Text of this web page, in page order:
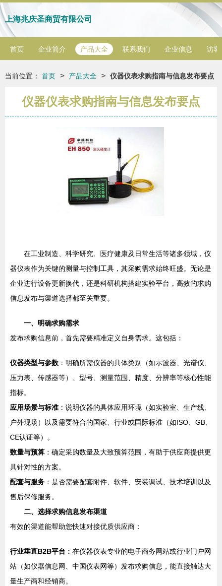
上海兆庆圣商贸有限公司
首页 企业简介 产品大全 联系我们 企业信息 访客
当前位置： 首页 > 产品大全 > 仪器仪表求购指南与信息发布要点
仪器仪表求购指南与信息发布要点
在工业制造、科学研究、医疗健康及日常生活等诸多领域，仪
器仪表作为关键的测量与控制工具，其采购需求始终旺盛。无论是
企业进行设备更新换代，还是科研机构搭建实验平台，高效的求购
信息发布与渠道选择都至关重要。
一、明确求购需求
发布求购信息前，首先需要精准定义自身需求。这包括：
仪器类型与参数 ：明确所需仪器的具体类别（如示波器、光谱仪、
压力表、传感器等）、型号、测量范围、精度、分辨率等核心性能
指标。
应用场景与标准 ：说明仪器的具体应用环境（如实验室、生产线、
户外现场）以及需要符合的国家、行业或国际标准（如ISO、GB、
CE认证等）。
数量与预算 ：确定采购数量及大致预算范围，有助于供应商提供更
具针对性的方案。
配套与服务 ：是否需要配套附件、软件、安装调试、技术培训以及
售后保修服务。
二、选择求购信息发布渠道
有效的渠道能帮助您快速对接优质供应商：
行业垂直B2B平台 ：在仪器仪表专业的电子商务网站或行业门户网
站（如仪器信息网、中国仪表网等）发布求购信息，能直接触达大
量生产商和经销商。